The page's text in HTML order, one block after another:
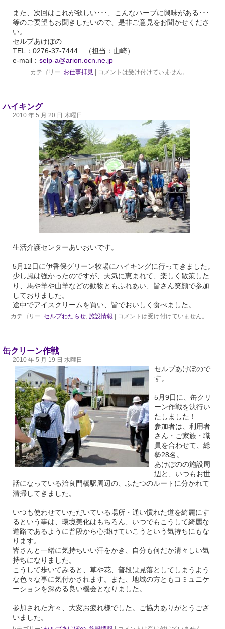
また、次回はこれが欲しい･･･、こんなハーブに興味がある･･･
等のご要望もお聞きしたいので、是非ご意見をお聞かせくださ
い。
セルプあけぼの
TEL：0276-37-7444 （担当：山崎）
e-mail： selp-a@arion.ocn.ne.jp
カテゴリー: お仕事拝見 コメントは受け付けていません。
ハイキング
2010 年 5 月 20 日 木曜日
生活介護センターあいおいです。
5月12日に伊香保グリーン牧場にハイキングに行ってきました。
少し風は強かったのですが、天気に恵まれて、楽しく散策した
り、馬や羊や山羊などの動物ともふれあい、皆さん笑顔で参加
しておりました。
途中でアイスクリームを買い、皆でおいしく食べました。
カテゴリー:セルプわたらせ,施設情報 コメントは受け付けていません。
缶クリーン作戦
2010 年 5 月 19 日 水曜日
セルプあけぼので
す。
5月9日に、缶クリ
ーン作戦を決行い
たしました！
参加者は、利用者
さん・ご家族・職
員を合わせて、総
勢28名。
あけぼのの施設周
辺と、いつもお世
話になっている治良門橋駅周辺の、ふたつのルートに分かれて
清掃してきました。
いつも使わせていただいている場所・通い慣れた道を綺麗にす
るという事は、環境美化はもちろん、いつでもこうして綺麗な
道路であるように普段から心掛けていこうという気持ちにもな
ります。
皆さんと一緒に気持ちいい汗をかき、自分も何だか清々しい気
持ちになりました。
こうして歩いてみると、草や花、普段は見落としてしまうよう
な色々な事に気付かされます。また、地域の方ともコミュニケ
ーションを深める良い機会となりました。
参加された方々、大変お疲れ様でした。ご協力ありがとうござ
いました。